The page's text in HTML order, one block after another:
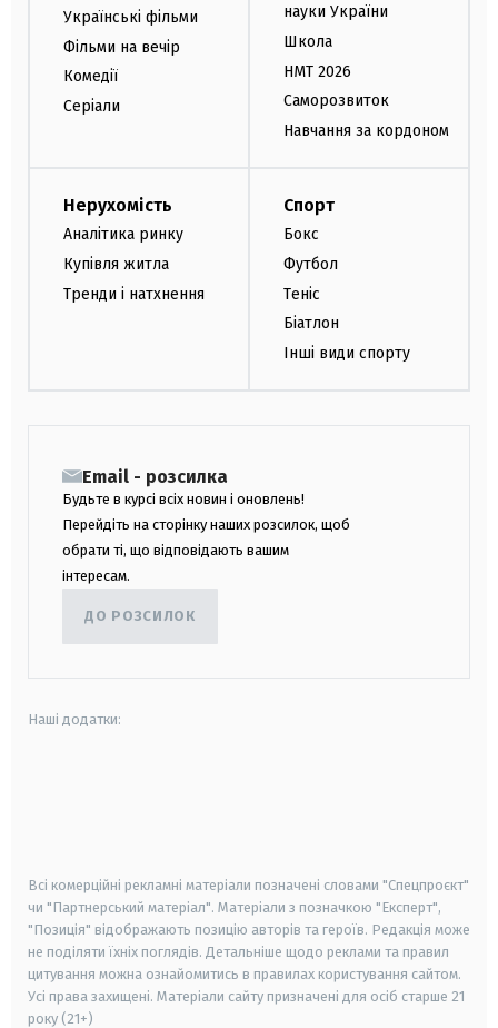
Українські фільми
Фільми на вечір
Комедії
Серіали
науки України
Школа
НМТ 2026
Саморозвиток
Навчання за кордоном
Нерухомість
Аналітика ринку
Купівля житла
Тренди і натхнення
Спорт
Бокс
Футбол
Теніс
Біатлон
Інші види спорту
Email - розсилка
Будьте в курсі всіх новин і оновлень!
Перейдіть на сторінку наших розсилок, щоб
обрати ті, що відповідають вашим
інтересам.
ДО РОЗСИЛОК
Наші додатки:
Всі комерційні рекламні матеріали позначені словами "Спецпроєкт"
чи "Партнерський матеріал". Матеріали з позначкою "Експерт",
"Позиція" відображають позицію авторів та героїв. Редакція може
не поділяти їхніх поглядів. Детальніше щодо реклами та правил
цитування можна ознайомитись в правилах користування сайтом.
Усі права захищені. Матеріали сайту призначені для осіб старше 21
року (21+)